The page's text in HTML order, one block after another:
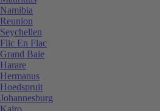
Namibia
Reunion
Seychellen
Flic En Flac
Grand Baie
Harare
Hermanus
Hoedspruit
Johannesburg
Kairo